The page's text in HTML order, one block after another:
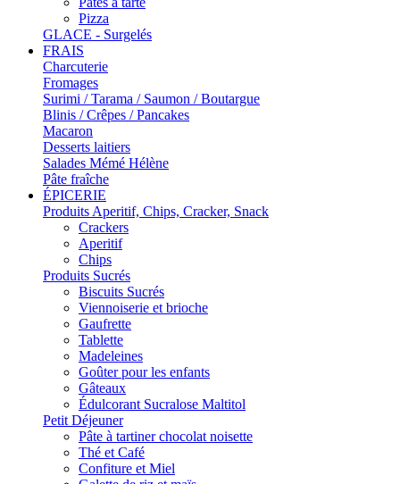
Pizza
GLACE - Surgelés
FRAIS
Charcuterie
Fromages
Surimi / Tarama / Saumon / Boutargue
Blinis / Crêpes / Pancakes
Macaron
Desserts laitiers
Salades Mémé Hélène
Pâte fraîche
ÉPICERIE
Produits Aperitif, Chips, Cracker, Snack
Crackers
Aperitif
Chips
Produits Sucrés
Biscuits Sucrés
Viennoiserie et brioche
Gaufrette
Tablette
Madeleines
Goûter pour les enfants
Gâteaux
Édulcorant Sucralose Maltitol
Petit Déjeuner
Pâte à tartiner chocolat noisette
Thé et Café
Confiture et Miel